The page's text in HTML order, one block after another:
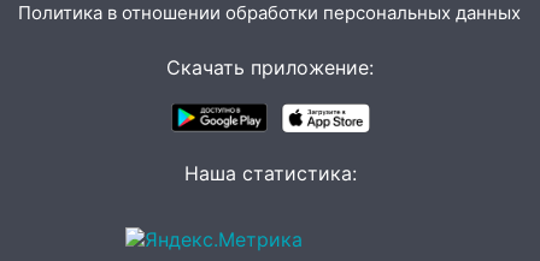
августа: список АЗС
Заснул рядом с ребёнком и
случайно задушил его: суд вынес
полностью уничтожил дачный дом и
Политика в отношении обработки персональных данных
Скачать приложение:
Наша статистика: